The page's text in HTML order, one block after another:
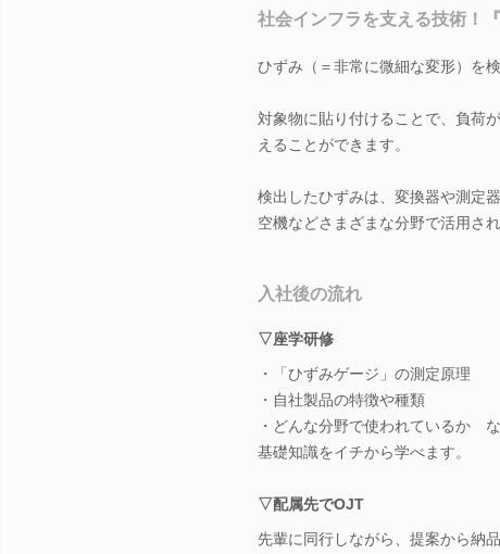
社会インフラを支える技術！
ひずみ（＝非常に微細な変形）を
対象物に貼り付けることで、負荷
えることができます。
検出したひずみは、変換器や測定
空機などさまざまな分野で活用さ
入社後の流れ
▽座学研修
・「ひずみゲージ」の測定原理
・自社製品の特徴や種類
・どんな分野で使われているか
基礎知識をイチから学べます。
▽配属先でOJT
先輩に同行しながら、提案から納